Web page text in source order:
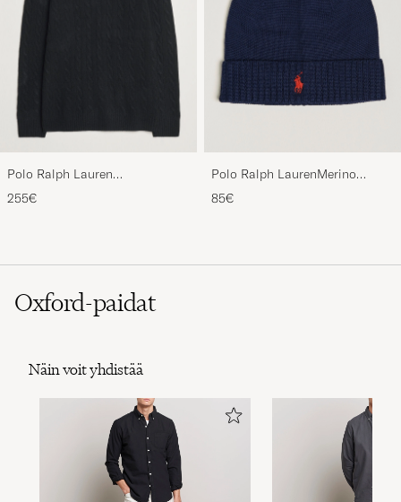
Polo Ralph Lauren
Wool/Cashmere Cable Half Zip
Polo Black
255€
Polo Ralph LaurenMerino
BeanieHunter Navy
85€
Oxford-paidat
Näin voit yhdistää